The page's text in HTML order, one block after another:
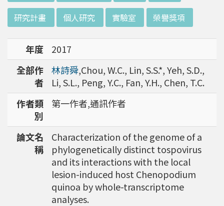
對人體的影響，並比較其他國家高劑量暴露下的
不同影響。在美國國家衛生研究院從事博士後研
究時，開始了以微陣列技術探討致癌物質，如重
金屬以及輻射線等對腫瘤細胞的影響，同時有效
率分析以及整合生物晶片所產出之大數據。蔡老
師於1996年回到台灣大學任教後，繼續以生物
晶片搭配生物資訊等為工具，開發專一性生物指
標，應用於精準農業以及偵測癌細胞轉移或復發
等在精準醫療上的應用。同時，蔡老師運用次世
代定序瞭解台灣乳癌病患中基因體中的變異以及
演化，試圖瞭解癌症復發機制。同時透過次世代
定序解出台灣帝雉全基因體資訊。這樣的訊息是
只能從基因組分析而無法從生態調查得知，在在
強調瞭解台灣特有物種基因資訊的重要性。
研究計畫 個人研究 實驗室 榮譽獎項
年度
2017
全部作
者
林詩舜,Chou, W.C., Lin, S.S.*, Yeh, S.D.,
Li, S.L., Peng, Y.C., Fan, Y.H., Chen, T.C.
作者類
別
第一作者,通訊作者
論文名
稱
Characterization of the genome of a
phylogenetically distinct tospovirus
and its interactions with the local
lesion-induced host Chenopodium
quinoa by whole-transcriptome
analyses.